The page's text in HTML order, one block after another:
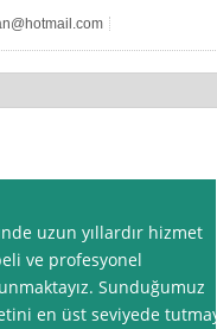
uzun yıllardır hizmet
ve profesyonel
Sunduğumuz
en üst seviyede tutmayı